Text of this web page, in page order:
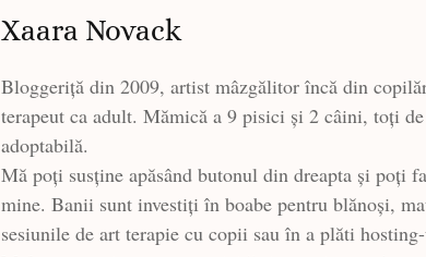
Xaara Novack
Bloggeriță din 2009, artist mâzgălitor încă din
terapeut ca adult. Mămică a 9 pisici și 2 câini, toți
adoptabilă.
Mă poți susține apăsând butonul din dreapta și poți
mine. Banii sunt investiți în boabe pentru blănoși,
sesiunile de art terapie cu copii sau în a plăti